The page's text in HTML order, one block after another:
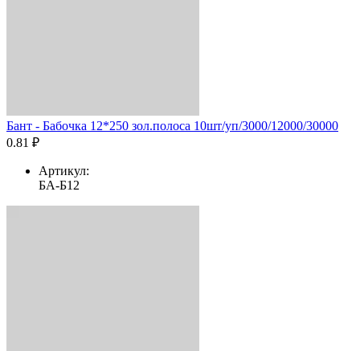
Бант - Бабочка 12*250 зол.полоса 10шт/уп/3000/12000/30000
0.81 ₽
Артикул:
БА-Б12